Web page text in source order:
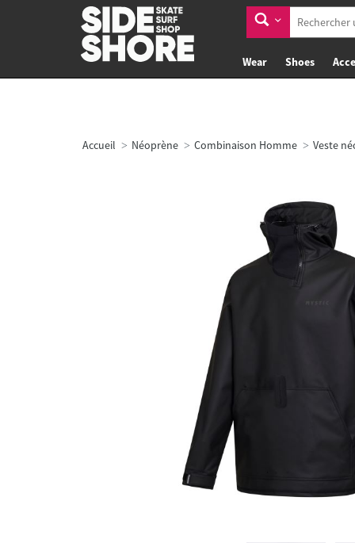
Wear Shoes
Accueil Néoprène Combinaison Homme Veste